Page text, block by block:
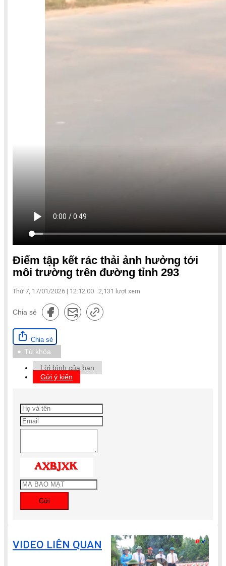
Điểm tập kết rác thải ảnh hưởng tới
môi trường trên đường tỉnh 293
Thứ 7, 17/01/2026 | 12:12:00 2,131 lượt xem
Chia sẻ
Chia sẻ
Từ khóa
Lời bình của bạn
Gửi ý kiến
Gửi
VIDEO LIÊN QUAN